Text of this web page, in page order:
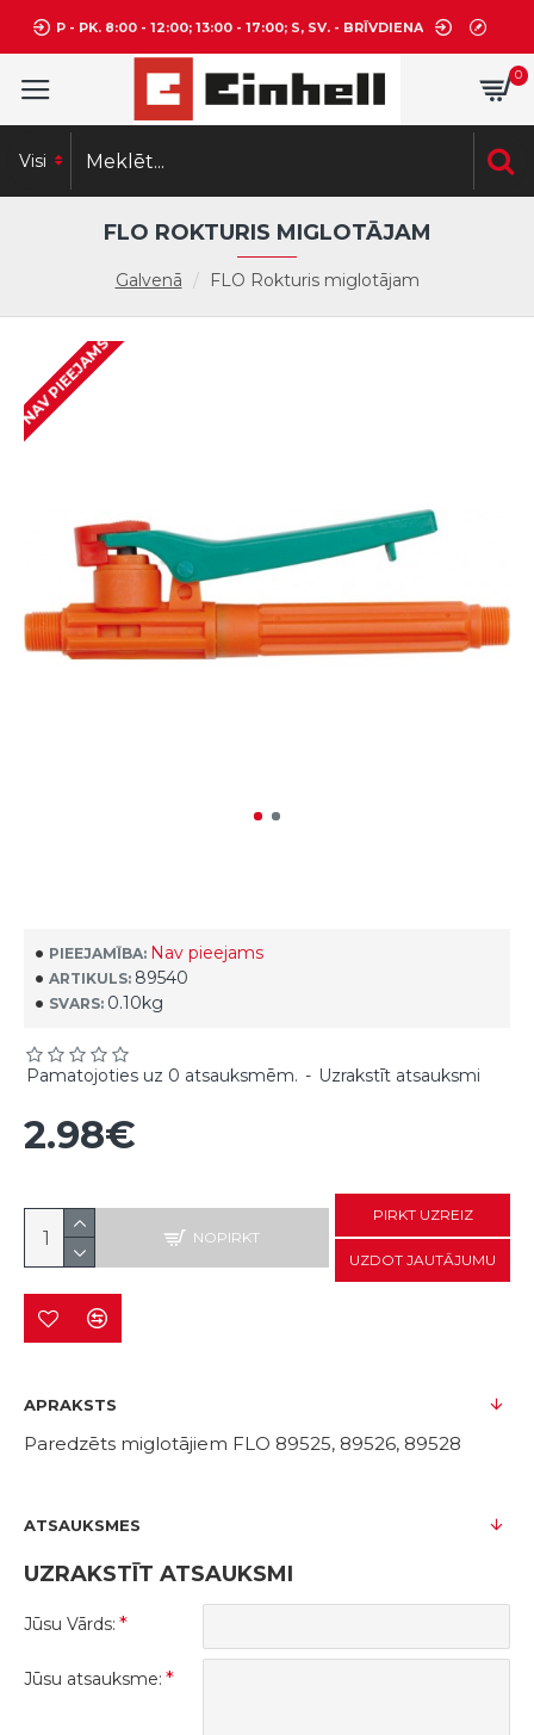
P - PK. 8:00 - 12:00; 13:00 - 17:00; S, SV. - BRĪVDIENA
0
Visi
Galvenā FLO Rokturis miglotājam
FLO ROKTURIS MIGLOTĀJAM
NAV PIEEJAMS
PIEEJAMĪBA: Nav pieejams
ARTIKULS: 89540
SVARS: 0.10kg
Pamatojoties uz 0 atsauksmēm. - Uzrakstīt atsauksmi
2.98€
NOPIRKT
PIRKT UZREIZ
UZDOT JAUTĀJUMU
APRAKSTS
Paredzēts miglotājiem FLO 89525, 89526, 89528
ATSAUKSMES
UZRAKSTĪT ATSAUKSMI
Jūsu Vārds:
Jūsu atsauksme: